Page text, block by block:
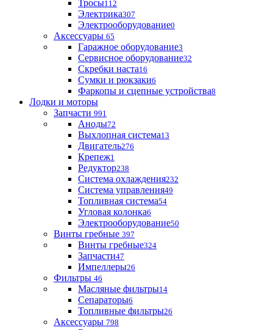
Тросы112
Электрика307
Электрооборудование0
Аксессуары 65
Гаражное оборудование3
Сервисное оборудование32
Скребки наста16
Сумки и рюкзаки6
Фаркопы и сцепные устройства8
Лодки и моторы
Запчасти 991
Аноды72
Выхлопная система13
Двигатель276
Крепеж1
Редуктор238
Система охлаждения232
Система управления49
Топливная система54
Угловая колонка6
Электрооборудование50
Винты гребные 397
Винты гребные324
Запчасти47
Импеллеры26
Фильтры 46
Масляные фильтры14
Сепараторы6
Топливные фильтры26
Аксессуары 798